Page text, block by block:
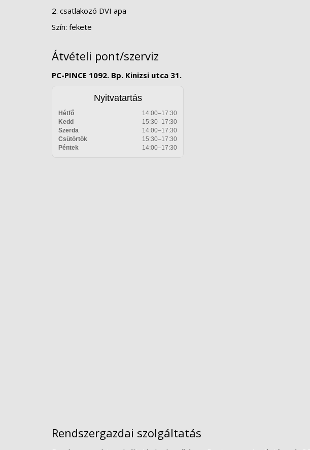
2. csatlakozó DVI apa
Szín: fekete
Átvételi pont/szerviz
PC-PINCE 1092. Bp. Kinizsi utca 31.
Nyitvatartás
Hétfő
14:00–17:30
Kedd
15:30–17:30
Szerda
14:00–17:30
Csütörtök
15:30–17:30
Péntek
14:00–17:30
Rendszergazdai szolgáltatás